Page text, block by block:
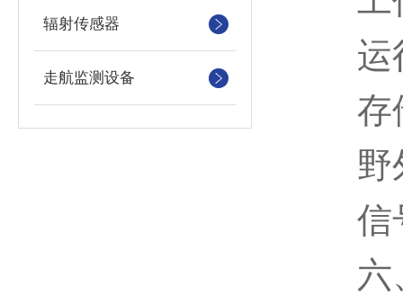
辐射传感器
走航监测设备
运行
存储
野外
信号
六、